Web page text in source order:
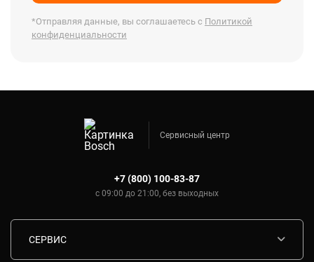
*Отправляя данные, вы соглашаетесь с Политикой
конфиденциальности
Сервисный центр
+7 (800) 100-83-87
с 09:00 до 21:00, без выходных
СЕРВИС